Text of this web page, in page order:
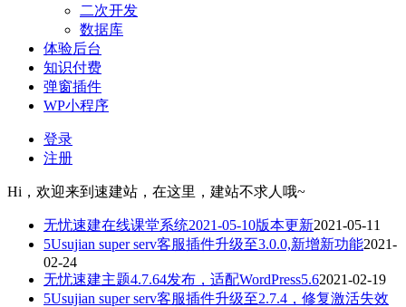
二次开发
数据库
体验后台
知识付费
弹窗插件
WP小程序
登录
注册
Hi，欢迎来到速建站，在这里，建站不求人哦~
无忧速建在线课堂系统2021-05-10版本更新2021-05-11
5Usujian super serv客服插件升级至3.0.0,新增新功能2021-
02-24
无忧速建主题4.7.64发布，适配WordPress5.62021-02-19
5Usujian super serv客服插件升级至2.7.4，修复激活失效